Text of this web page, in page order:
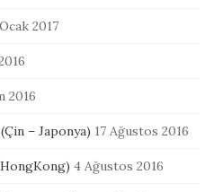
2017
2016
– Japonya) 17 Ağustos 2016
4 Ağustos 2016